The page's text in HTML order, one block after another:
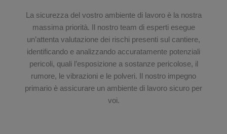
La sicurezza del vostro ambiente di lavoro è la nostra
massima priorità. Il nostro team di esperti esegue
un’attenta valutazione dei rischi presenti sul cantiere,
identificando e analizzando accuratamente potenziali
pericoli, quali l’esposizione a sostanze pericolose, il
rumore, le vibrazioni e le polveri. Il nostro impegno
primario è assicurare un ambiente di lavoro sicuro per
voi.